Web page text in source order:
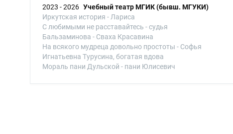
2023 - 2026 Учебный театр МГИК (бывш. МГУКИ)
Иркутская история - Лариса
С любимыми не расставайтесь - судья
Бальзаминова - Сваха Красавина
На всякого мудреца довольно простоты - Софья
Игнатьевна Турусина, богатая вдова
Мораль пани Дульской - пани Юлисевич